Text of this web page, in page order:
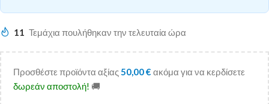
11 Τεμάχια πουλήθηκαν την τελευταία ώρα
Προσθέστε προϊόντα αξίας50,00€ ακόμα για να κερδίσετε
δωρεάν αποστολή! 🚚